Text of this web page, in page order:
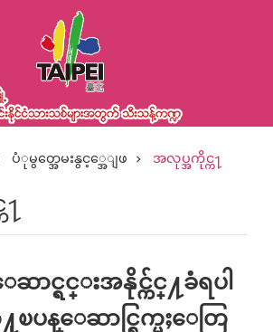
ပိတ်ပင်မှုကိုကျော်လိုက်ပါ
ပံုမွတ္အေမးနွင့္အေျဖ အလုပ္အကိုင္က႑
ာင္ရင္းအနိုင္က်င္႔ခံရပါ
ပန္ေဆာင္ရြက္မႈေတြ